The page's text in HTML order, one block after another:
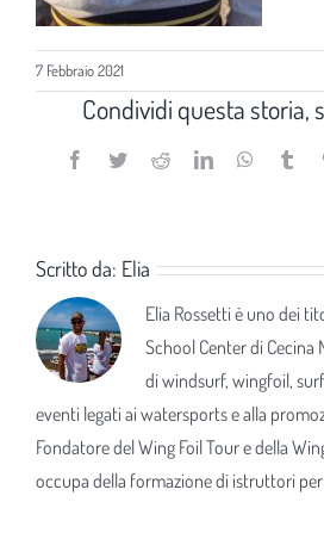
7 Febbraio 2021
Condividi questa storia,
Facebook
TwitterRedditLinkedIn
Scritto da: Elia
Elia Rossetti è uno dei
School Center di Cecina
di windsurf, wingfoil,
eventi legati ai watersports e alla
Fondatore del Wing Foil Tour e della
occupa della formazione di istruttori per